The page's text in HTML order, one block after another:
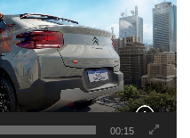
00:15